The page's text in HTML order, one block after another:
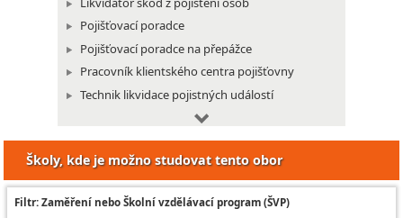
Pojišťovací poradce
Pojišťovací poradce na přepážce
Pracovník klientského centra pojišťovny
Technik likvidace pojistných událostí
Logistik skladových operací
Logistik v dopravě a přepravě
Logistik výroby
Školy, kde je možno studovat tento obor
Filtr: Zaměření nebo Školní vzdělávací program (ŠVP)